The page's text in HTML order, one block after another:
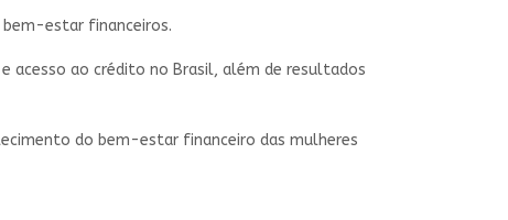
bem-estar financeiros.
acesso ao crédito no Brasil, além de resultados
do bem-estar financeiro das mulheres